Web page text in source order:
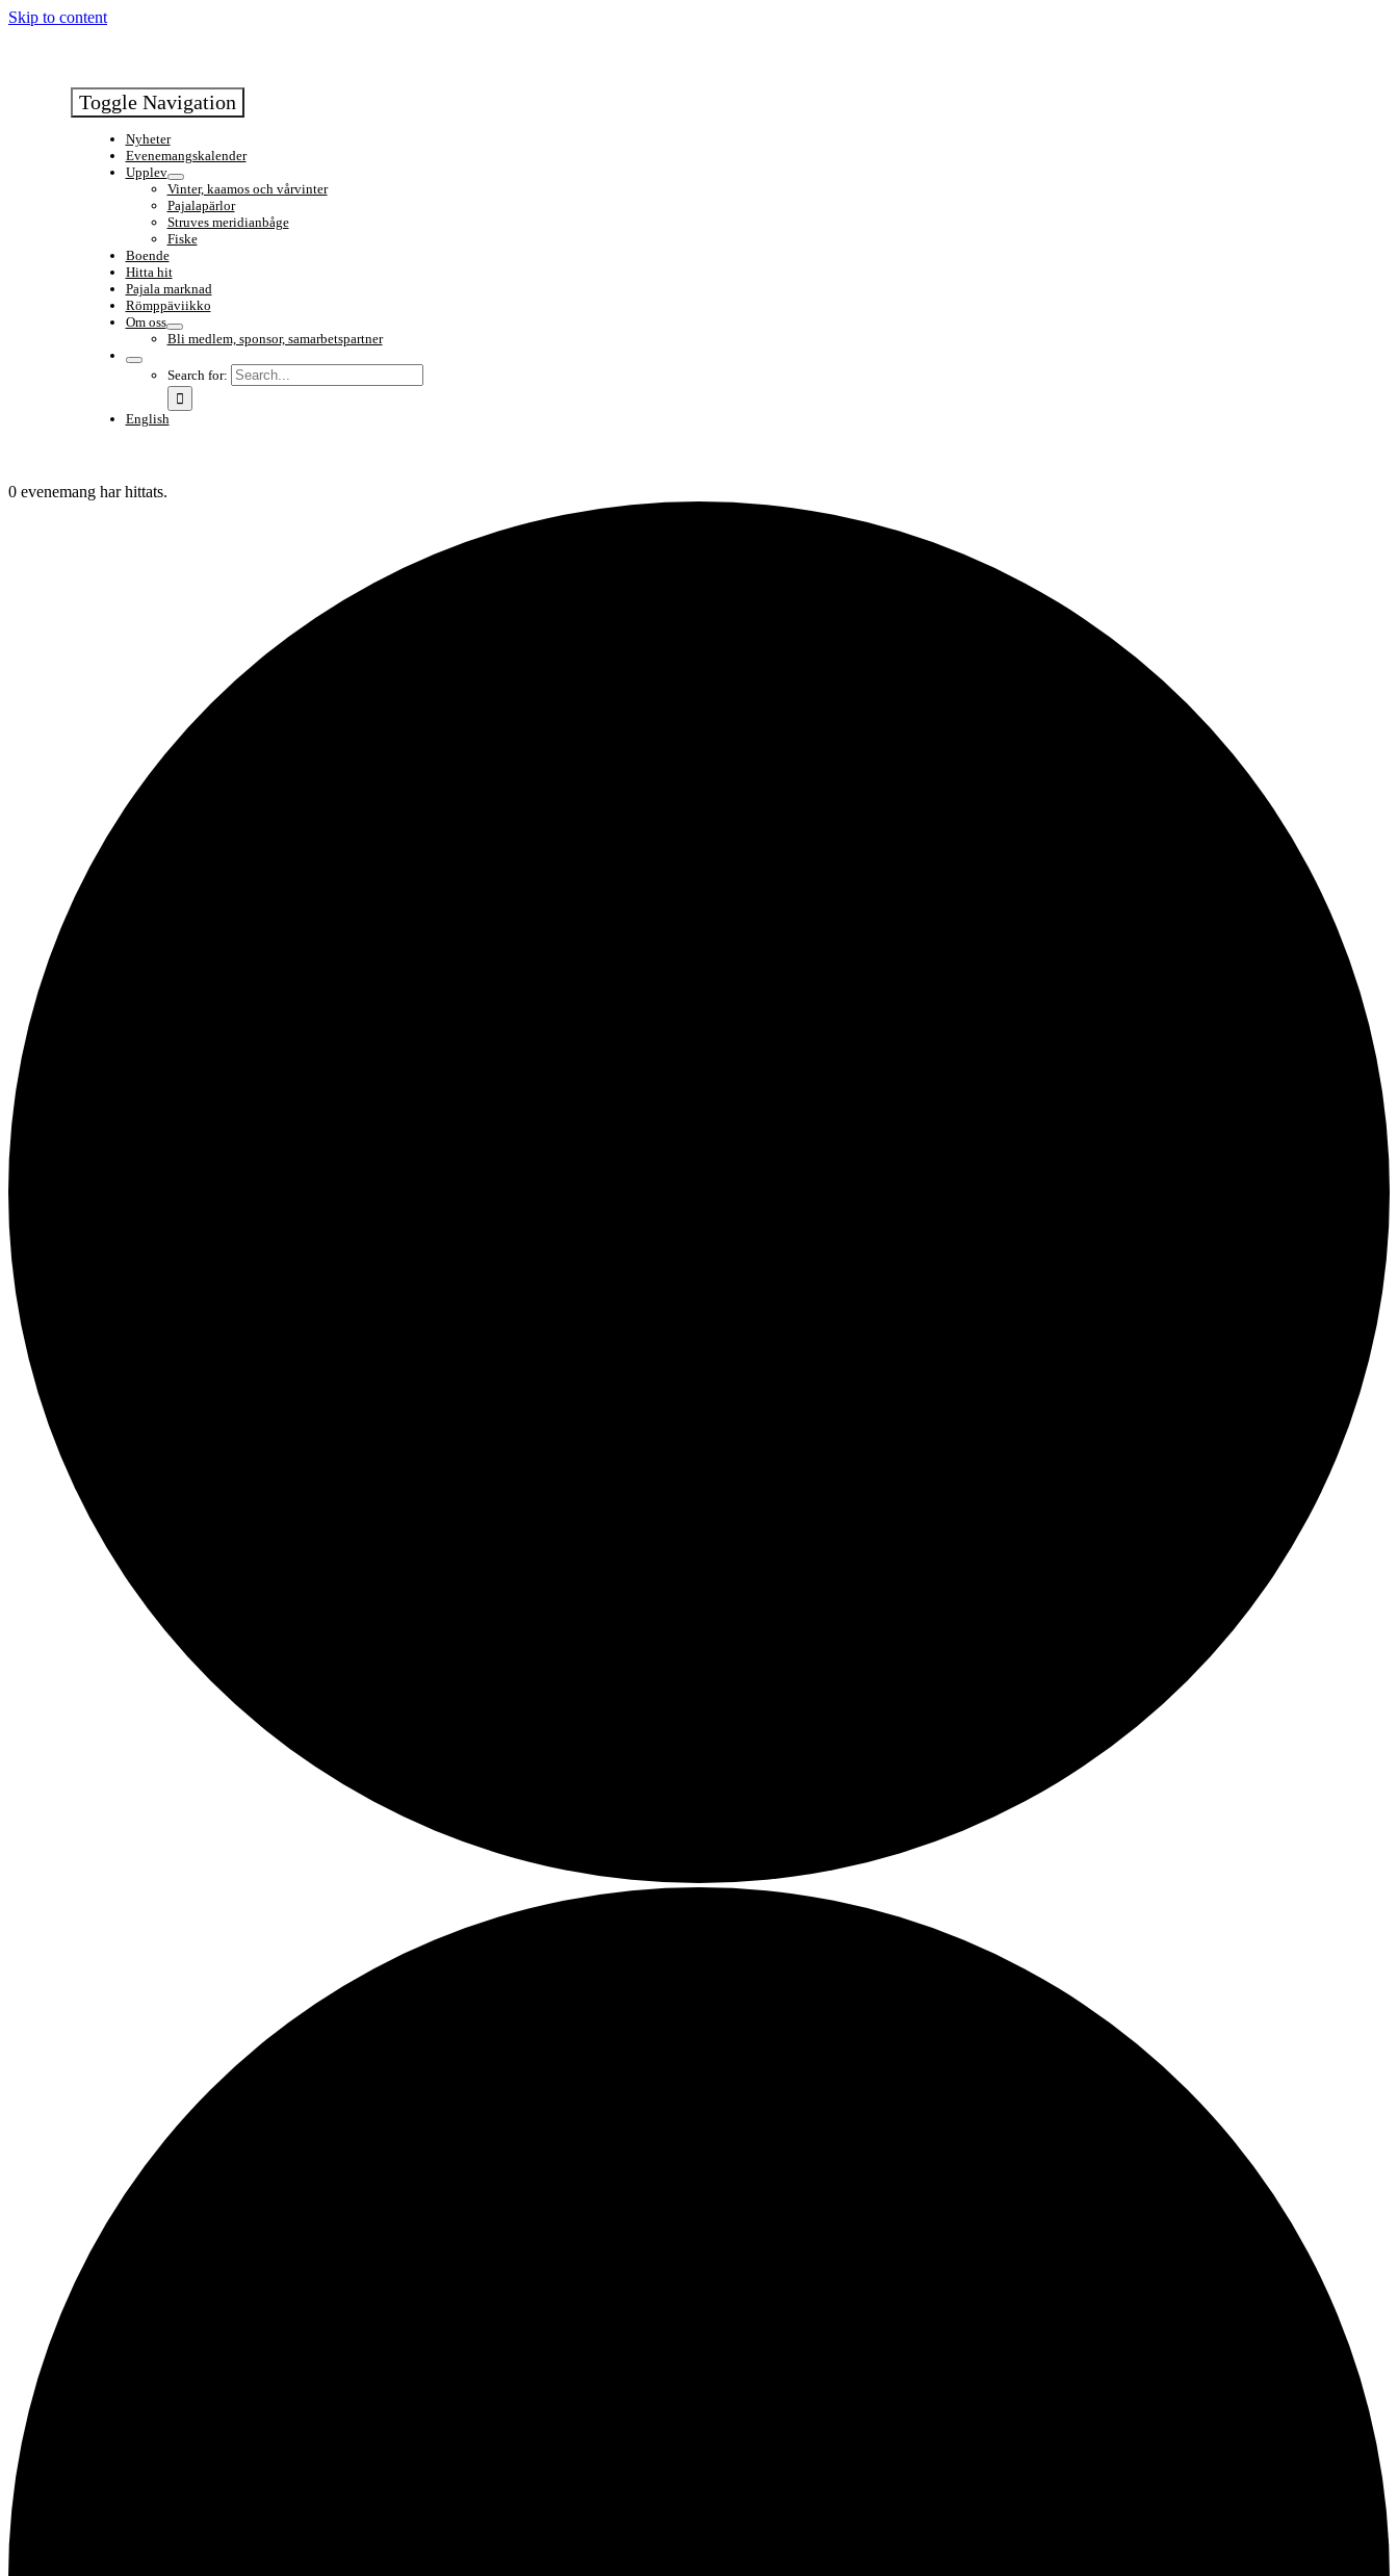
Skip to content
Toggle Navigation
Nyheter
Evenemangskalender
Upplev
Vinter, kaamos och vårvinter
Pajalapärlor
Struves meridianbåge
Fiske
Boende
Hitta hit
Pajala marknad
Römppäviikko
Om oss
Bli medlem, sponsor, samarbetspartner
Search for:
English
0 evenemang har hittats.